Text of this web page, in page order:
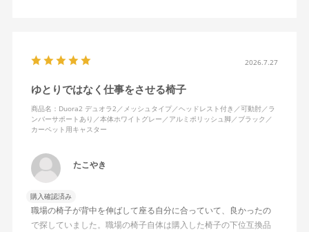
の夏の暑さを考えてメッシュを選んで正解。暑気が上がる2階の仕
ープグリーンも爽やかさを感じさせてGOOD。
シンプルで機能性の高いバランスのとれたチェア。背面とヘッド
レストにもたれかかるような使い方はまだあまりしていないが、
2026.7.27
ゆとりではなく仕事をさせる椅子
商品名：Duora2 デュオラ2／メッシュタイプ／ヘッドレスト付き／可動肘／ラ
ンバーサポートあり／本体ホワイトグレー／アルミポリッシュ脚／ブラック／
カーペット用キャスター
たこやき
購入確認済み
職場の椅子が背中を伸ばして座る自分に合っていて、良かったの
で探していました。職場の椅子自体は購入した椅子の下位互換品